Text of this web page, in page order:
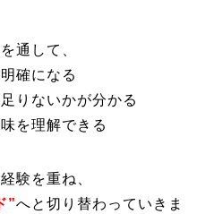
通して、
確になる
りないかが分かる
を理解できる
験を重ね、
”へと切り替わっていきま